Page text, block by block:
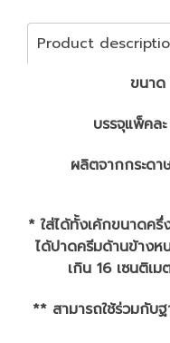
Product
ขนา
บรรจุแพ็คล
ผลิตจากกระด
* ใส่ได้ทั้งเค้กขนาดค
ได้ปาดครีมด้านข้างห
เกิน 16 เซนติเ
** สามารถใช้ร่วมกับ